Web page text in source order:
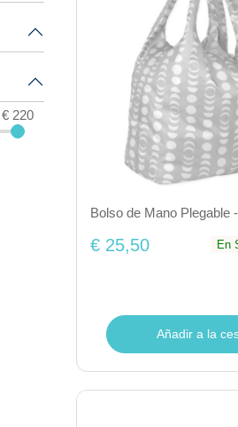
€ 220
Bolso de Mano Plegable
€ 25,50 En
Añadir a la